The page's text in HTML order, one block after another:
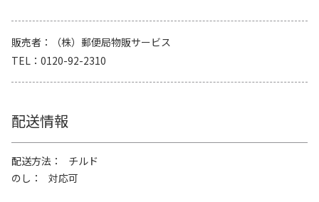
販売者
（株）郵便局物販サービス
TEL
0120-92-2310
配送情報
配送方法
チルド
のし
対応可